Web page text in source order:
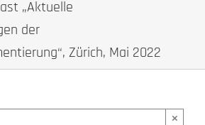
„Aktuelle
der
Zürich, Mai 2022
×